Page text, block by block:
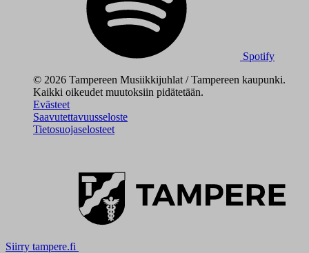
Spotify
© 2026 Tampereen Musiikkijuhlat / Tampereen kaupunki.
Kaikki oikeudet muutoksiin pidätetään.
Evästeet
Saavutettavuusseloste
Tietosuojaselosteet
Siirry tampere.fi